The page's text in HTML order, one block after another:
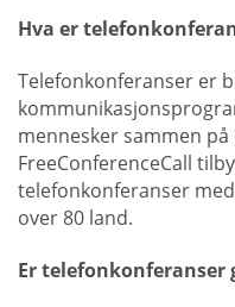
Hva er
Telefonkonferanser er
mennesker sammen
FreeConferenceCall
telefonkonferanser
over 80 land.
Er telefonkonferanser